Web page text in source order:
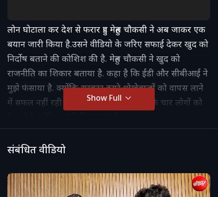
लोन घोटाला कर देश से फरार हुए मेहुल चौकसी ने अब जाकर एक
बयान जारी किया है.उसने वीडियो के जरिए सफाई देकर खुद को
निर्दोष बताने की कोशिश की है. मेहुल चौकसी ने खुद को
राजनीति का शिकार बताया है. कहा है कि ईडी और सीबीआई ने
मुझे फंसाया है. क्योंकि सरकार दूसरे धोखेबाजों को वापस लाने
में सफल नहीं रही है. उधर नीरव मोदी परिवार के चार लोगों को
Show Full
संबंधित वीडियो